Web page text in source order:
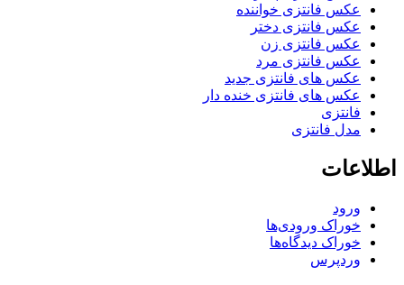
عکس فانتزی خواننده
عکس فانتزی دختر
عکس فانتزی زن
عکس فانتزی مرد
عکس های فانتزی جدید
عکس های فانتزی خنده دار
فانتزی
مدل فانتزی
اطلاعات
ورود
خوراک ورودی‌ها
خوراک دیدگاه‌ها
وردپرس